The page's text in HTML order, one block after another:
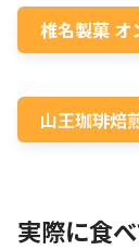
椎名製菓 オ
山王珈琲焙
実際に食